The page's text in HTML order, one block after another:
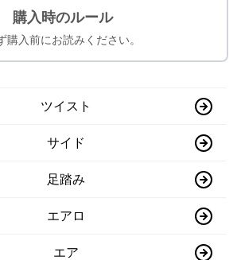
購入時のルール
購入前にお読みください。
ツイスト
サイド
足踏み
エアロ
エア